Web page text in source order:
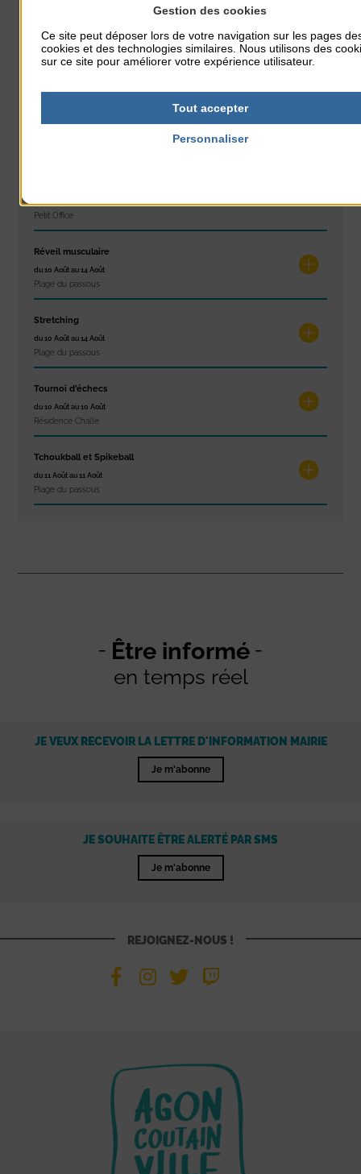
Glisse & Environnement
du 9 Août au 9 Août
Petit Office
Réveil musculaire
du 10 Août au 14 Août
Plage du passous
Stretching
du 10 Août au 14 Août
Plage du passous
Tournoi d’échecs
du 10 Août au 10 Août
Résidence Challe
Tchoukball et Spikeball
du 11 Août au 11 Août
Plage du passous
Être informé
en temps réel
JE VEUX RECEVOIR LA LETTRE D'INFORMATION MAIRIE
Je m'abonne
JE SOUHAITE ÊTRE ALERTÉ PAR SMS
Je m'abonne
REJOIGNEZ-NOUS !
Gestion des cookies
Ce site peut déposer lors de votre navigation sur les pages
cookies et des technologies similaires. Nous utilisons des
sur ce site pour améliorer votre expérience utilisateur.
Tout accepter
Personnaliser